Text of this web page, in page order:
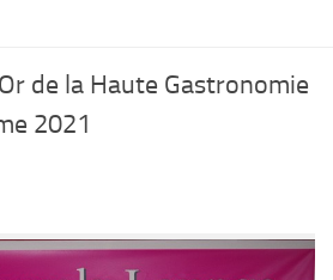
de la Haute Gastronomie
2021